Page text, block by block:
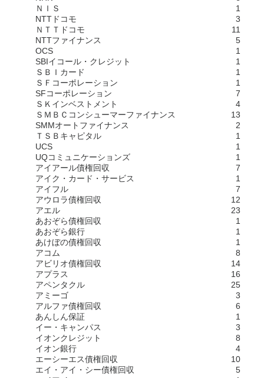
ＮＩＳ
1
NTTドコモ
3
ＮＴＴドコモ
11
NTTファイナンス
5
OCS
1
SBIイコール・クレジット
1
ＳＢＩカード
1
ＳＦコーポレーション
1
SFコーポレーション
7
ＳＫインベストメント
4
ＳＭＢＣコンシューマーファイナンス
13
SMMオートファイナンス
2
ＴＳＢキャピタル
1
UCS
1
UQコミュニケーションズ
1
アイアール債権回収
7
アイク・カード・サービス
1
アイフル
7
アウロラ債権回収
12
アエル
23
あおぞら債権回収
1
あおぞら銀行
1
あけぼの債権回収
1
アコム
8
アビリオ債権回収
14
アプラス
16
アペンタクル
25
アミーゴ
3
アルファ債権回収
6
あんしん保証
1
イー・キャンパス
3
イオンクレジット
8
イオン銀行
4
エーシーエス債権回収
10
エイ・アイ・シー債権回収
5